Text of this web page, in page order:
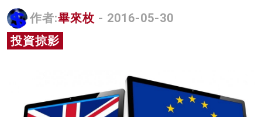
名家榜
灼見活動
作者:畢來枚 - 2016-05-30
投資掠影